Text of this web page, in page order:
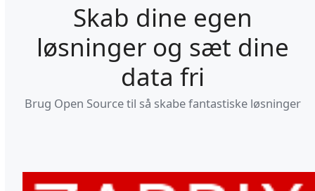
Skab dine egen
løsninger og sæt dine
data fri
Brug Open Source til så skabe fantastiske løsninger